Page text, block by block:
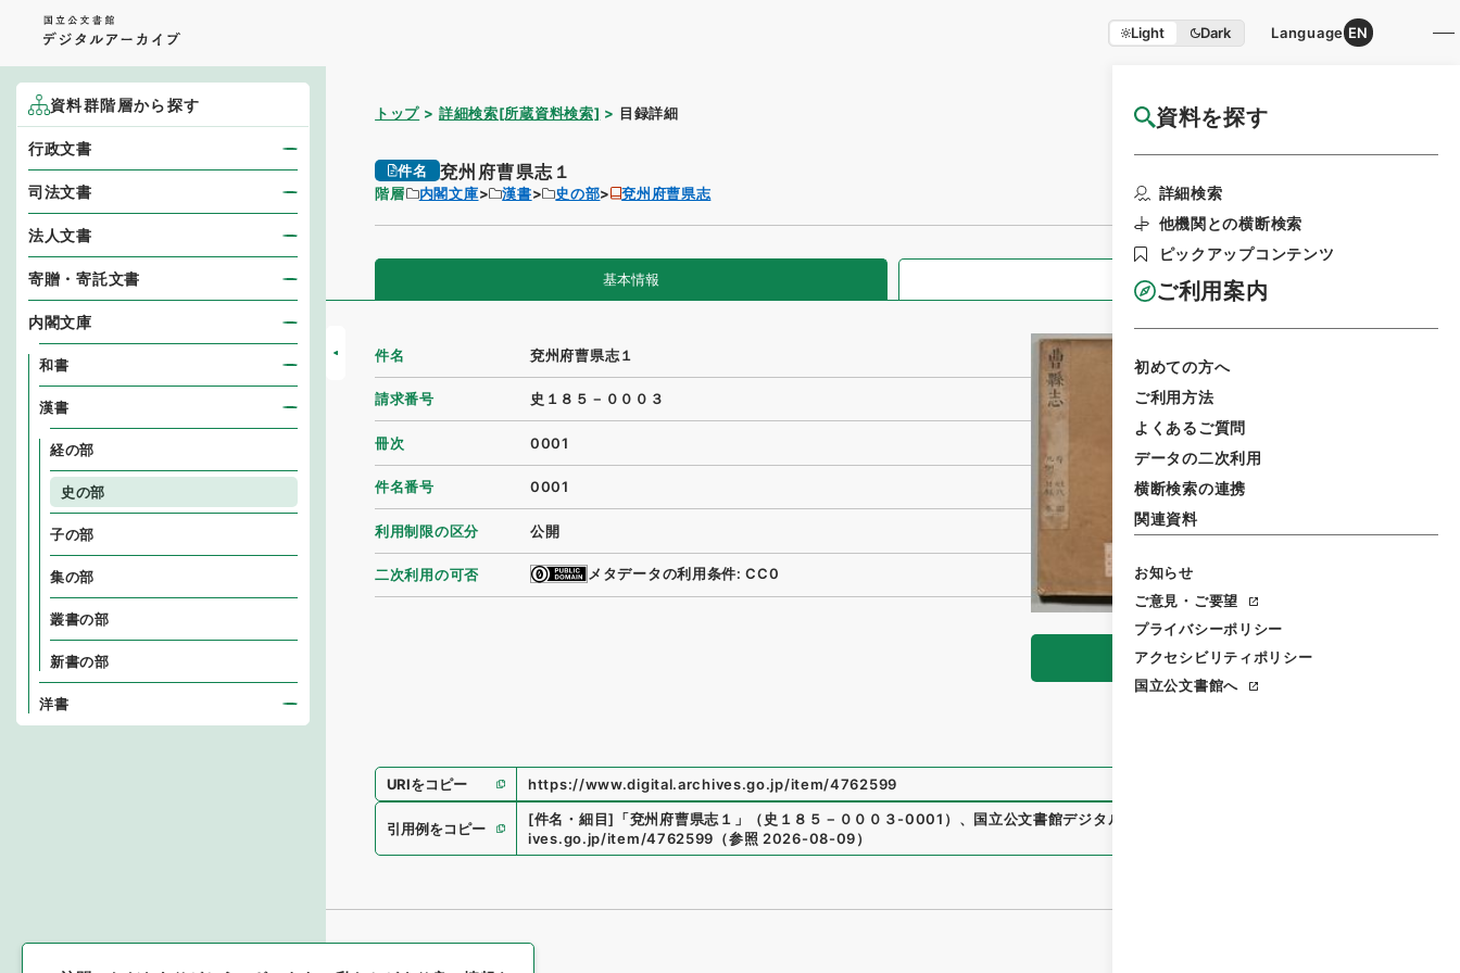
Light Dark Language EN
資料を探す
詳細検索
他機関との横断検索
ピックアップコンテンツ
ご利用案内
初めての方へ
ご利用方法
よくあるご質問
データの二次利用
横断検索の連携
関連資料
お知らせ
ご意見・ご要望
プライバシーポリシー
アクセシビリティポリシー
国立公文書館へ
トップ 詳細検索[所蔵資料検索] 目録詳細 国立公文書館HP利用案内
件名 兗州府曹県志１
階層 内閣文庫 漢書 史の部 兗州府曹県志
基本情報 全ての情報
閲覧
件名 兗州府曹県志１
請求番号 史１８５－０００３
冊次 0001
件名番号 0001
利用制限の区分 公開
二次利用の可否 メタデータの利用条件: CC0
URIをコピー https://www.digital.archives.go.jp/item/4762599
引用例をコピー
[件名・細目] 「兗州府曹県志１ 」 （史１８５－０００３-0001 ） 、 国立公文書館デジタルアーカイブ
ives.go.jp/item/4762599 （参照 2026-08-09）
資料群階層から探す
行政文書
司法文書
法人文書
寄贈・寄託文書
内閣文庫
和書
漢書
経の部
史の部
子の部
集の部
叢書の部
新書の部
洋書